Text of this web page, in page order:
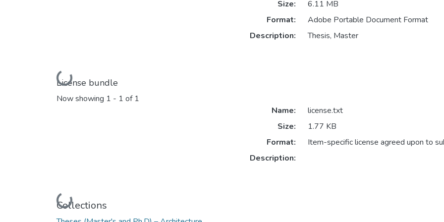
Loading...
Size:
6.11 MB
Format:
Adobe Portable Document Format
Description:
Thesis, Master
License bundle
Now showing 1 - 1 of 1
Loading...
Name:
license.txt
Size:
1.77 KB
Format:
Item-specific license agreed upon to
Description:
Collections